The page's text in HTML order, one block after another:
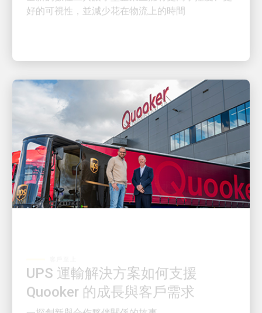
Quooker 的成長與客戶需求
一探創新與合作夥伴關係的故事